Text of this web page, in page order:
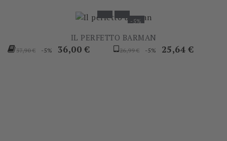
-5%
IL PERFETTO BARMAN
Prezzo
37,90 € -5% Prezzo
36,00 €
Prezzo
26,99 € -5% Prezzo
25,64 €